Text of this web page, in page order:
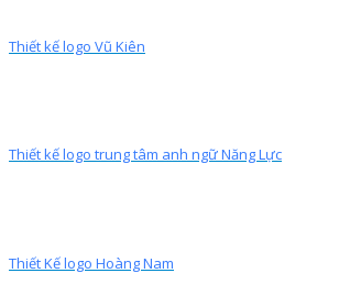
Thiết kế logo Vũ Kiên
Thiết kế logo trung tâm anh ngữ Năng Lực
Thiết Kế logo Hoàng Nam